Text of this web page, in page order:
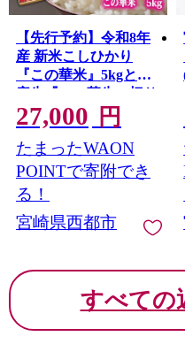
【先行予約】令和8年
産 新米こしひかり
『この華米』5kgと国
産牛『この華牛』切り
落とし900gの元気セッ
ト＜14-22a＞
27,000 円
たまったWAON
POINTで寄附でき
る！
宮崎県西都市
すべての